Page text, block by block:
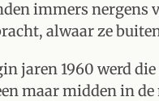
immers nergens
alwaar ze
jaren 1960 werd
maar midden in